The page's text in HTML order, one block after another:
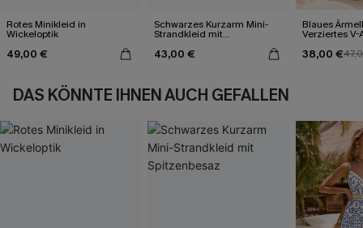
Rotes Minikleid in
Wickeloptik
49,00 €
Schwarzes Kurzarm Mini-
Strandkleid mit
43,00 €
Blaues
Verziertes
38,00 €
DAS KÖNNTE IHNEN AUCH GEFALLEN